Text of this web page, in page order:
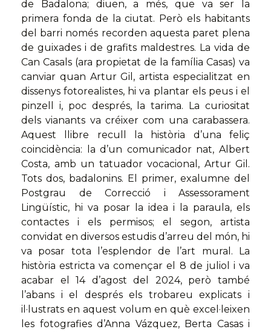
de Badalona; diuen, a més, que va ser la
primera fonda de la ciutat. Però els habitants
del barri només recorden aquesta paret plena
de guixades i de grafits maldestres. La vida de
Can Casals (ara propietat de la família Casas) va
canviar quan Artur Gil, artista especialitzat en
dissenys fotorealistes, hi va plantar els peus i el
pinzell i, poc després, la tarima. La curiositat
dels vianants va créixer com una carabassera.
Aquest llibre recull la història d’una feliç
coincidència: la d’un comunicador nat, Albert
Costa, amb un tatuador vocacional, Artur Gil.
Tots dos, badalonins. El primer, exalumne del
Postgrau de Correcció i Assessorament
Lingüístic, hi va posar la idea i la paraula, els
contactes i els permisos; el segon, artista
convidat en diversos estudis d’arreu del món, hi
va posar tota l’esplendor de l’art mural. La
història estricta va començar el 8 de juliol i va
acabar el 14 d’agost del 2024, però també
l’abans i el després els trobareu explicats i
il·lustrats en aquest volum en què excel·leixen
les fotografies d’Anna Vázquez, Berta Casas i